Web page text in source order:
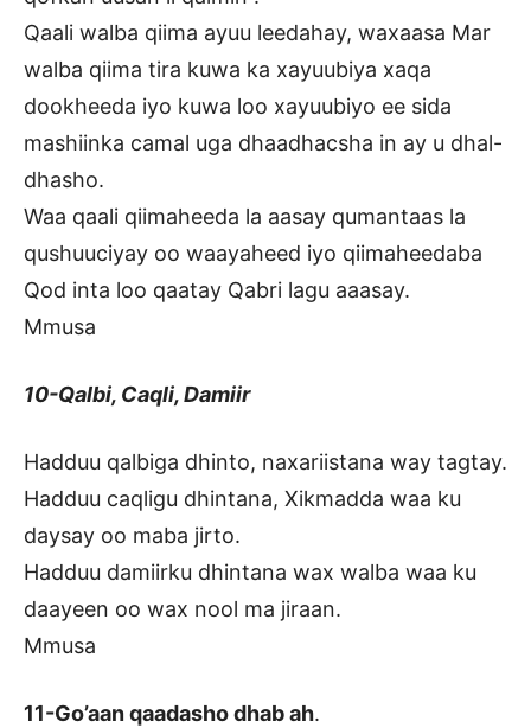
Qaali walba qiima ayuu leedahay, waxaasa Mar
walba qiima tira kuwa ka xayuubiya xaqa
dookheeda iyo kuwa loo xayuubiyo ee sida
mashiinka camal uga dhaadhacsha in ay u dhal-
dhasho.
Waa qaali qiimaheeda la aasay qumantaas la
qushuuciyay oo waayaheed iyo qiimaheedaba
Qod inta loo qaatay Qabri lagu aaasay.
Mmusa
10-Qalbi, Caqli, Damiir
Hadduu qalbiga dhinto, naxariistana way tagtay.
Hadduu caqligu dhintana, Xikmadda waa ku
daysay oo maba jirto.
Hadduu damiirku dhintana wax walba waa ku
daayeen oo wax nool ma jiraan.
Mmusa
11-Go’aan qaadasho dhab ah.